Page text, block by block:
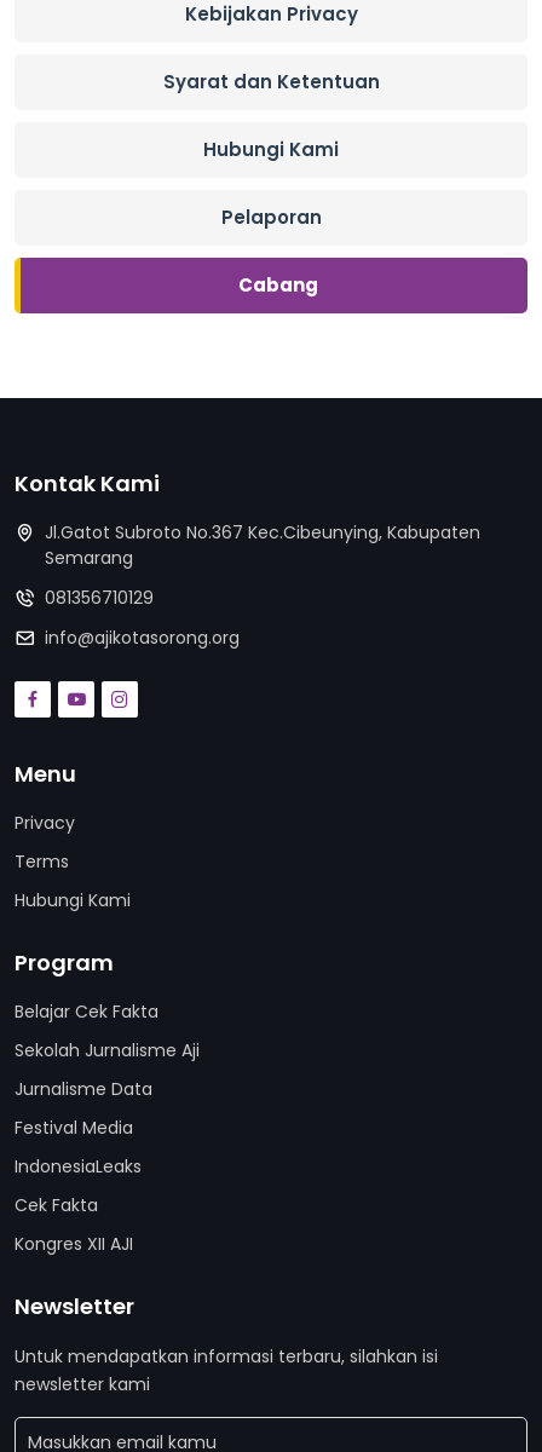
Kebijakan Privacy
Syarat dan Ketentuan
Hubungi Kami
Pelaporan
Cabang
Kontak Kami
Jl.Gatot Subroto No.367 Kec.Cibeunying, Kabupaten
Semarang
081356710129
info@ajikotasorong.org
Menu
Privacy
Terms
Hubungi Kami
Program
Belajar Cek Fakta
Sekolah Jurnalisme Aji
Jurnalisme Data
Festival Media
IndonesiaLeaks
Cek Fakta
Kongres XII AJI
Newsletter
Untuk mendapatkan informasi terbaru, silahkan isi
newsletter kami